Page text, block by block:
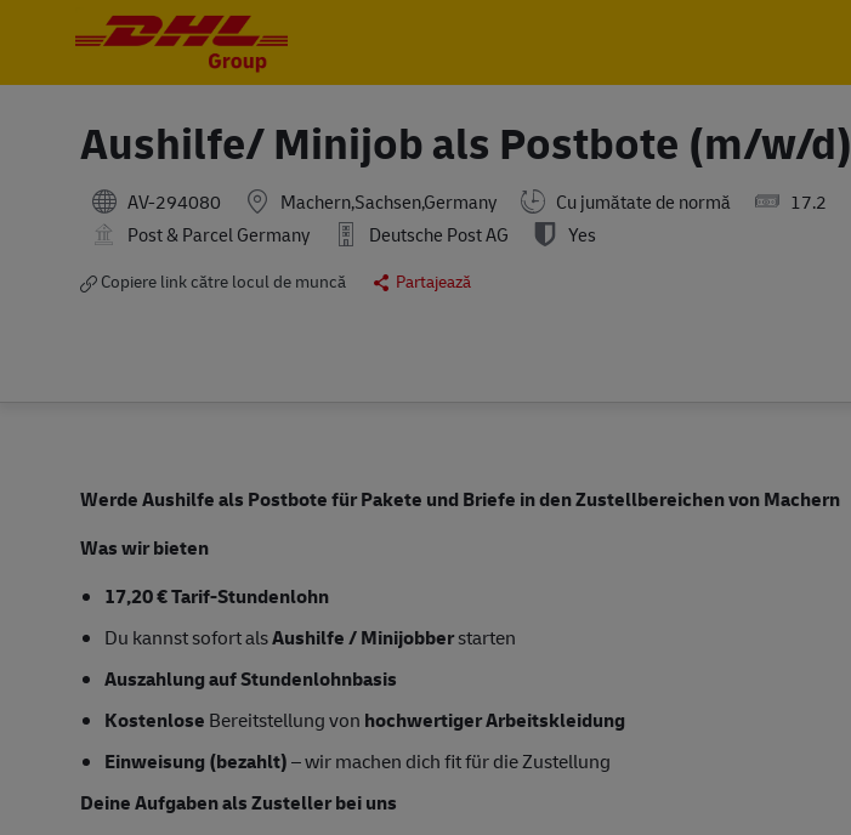
Aushilfe/ Minijob als Postbote (m/w/d)
AV-294080 Machern,Sachsen,Germany Cu jumătate de normă 17.2
Post & Parcel Germany
Deutsche Post AG Yes
Copiere link către locul de muncă
Partajează
Werde Aushilfe als Postbote für Pakete und Briefe in den Zustellbereichen von Machern
Was wir bieten
17,20 € Tarif-Stundenlohn
Du kannst sofort alsAushilfe / Minijobberstarten
Auszahlung auf Stundenlohnbasis
Kostenlose Bereitstellung von hochwertiger Arbeitskleidung
Einweisung (bezahlt)– wir machen dich fit für die Zustellung
Deine Aufgaben als Zusteller bei uns